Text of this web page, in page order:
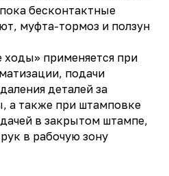
бесконтактные
муфта-тормоз и ползун
применяется при
подачи
деталей за
а также при штамповке
в закрытом штампе,
в рабочую зону